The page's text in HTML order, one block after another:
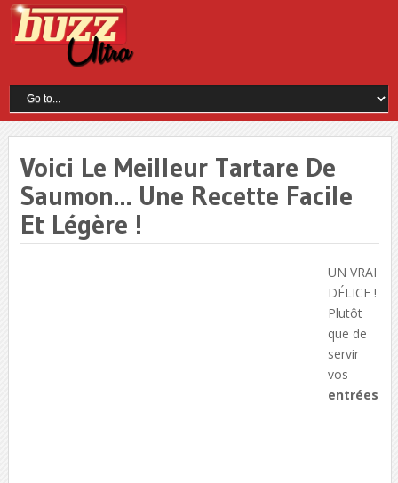
Voici Le Meilleur Tartare De
Saumon… Une Recette Facile
Et Légère !
UN VRAI
DÉLICE !
Plutôt
que de
servir
vos
entrées